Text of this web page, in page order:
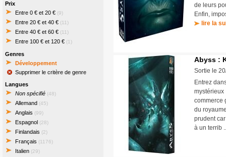
Prix
Entre 0 € et 20 € (9)
Entre 20 € et 40 € (11)
Entre 40 € et 60 € (11)
Entre 100 € et 120 € (1)
Genres
Développement
Supprimer le critère de genre
Langues
Non spécifié (48)
Allemand (45)
Anglais (99)
Espagnol (28)
Finlandais (2)
Français (1176)
Italien (29)
de leurs
Enfin,
lire la
Abyss :
Sortie le
Entrez
mystérieux
commerce
du
prudent
à un